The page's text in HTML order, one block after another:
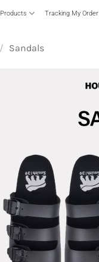
Products Tracking My Order
/ Sandals